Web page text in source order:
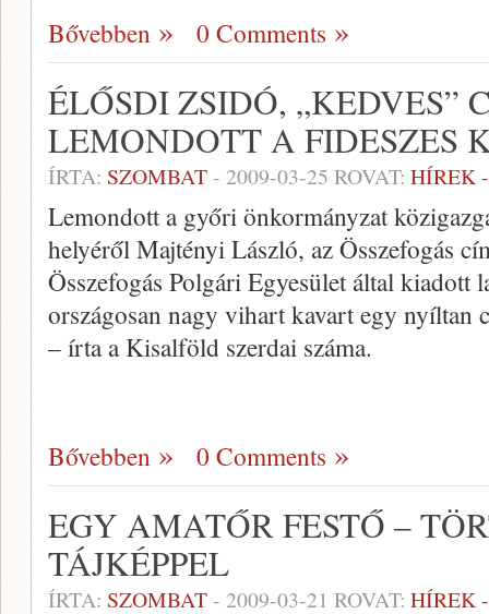
Bővebben 0 Comments
ÉLŐSDI ZSIDÓ, „KEDVES”
LEMONDOTT A FIDESZES
ÍRTA: SZOMBAT- 2009-03-25 ROVAT: HÍREK
Lemondott a győri önkormányzat
helyéről Majtényi László, az Összefogás
Összefogás Polgári Egyesület által kiadott
országosan nagy vihart kavart egy nyíltan
– írta a Kisalföld szerdai száma.
Bővebben 0 Comments
EGY AMATŐR FESTŐ –
TÁJKÉPPEL
ÍRTA: SZOMBAT- 2009-03-21 ROVAT: HÍREK